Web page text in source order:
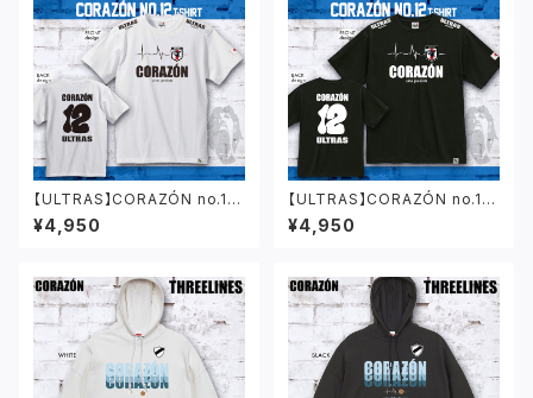
【ULTRAS】CORAZÓN no.12
Tシャツ ホワイト
¥4,950
【ULTRAS】CORAZÓN no.12
Tシャツ ブラック
¥4,950